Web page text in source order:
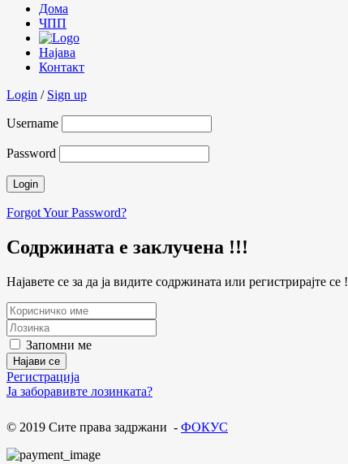
Дома
ЧПП
Најава
Контакт
Login / Sign up
Username
Password
Forgot Your Password?
Содржината е заклучена !!!
Најавете се за да ја видите содржината или регистрирајте се !
Запомни ме
Регистрација
Ја заборавивте лозинката?
© 2019 Сите права задржани - ФОКУС